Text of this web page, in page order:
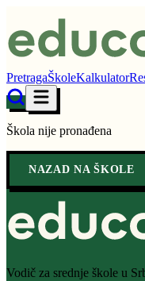
PretragaŠkoleKalkulator
Škola nije pronađena
NAZAD NA ŠKOLE
Vodič za srednje škole u